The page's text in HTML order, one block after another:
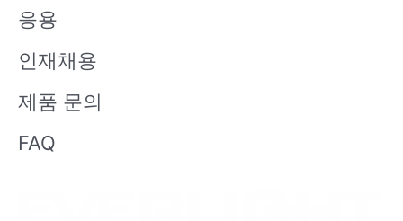
응용
인재채용
제품 문의
FAQ